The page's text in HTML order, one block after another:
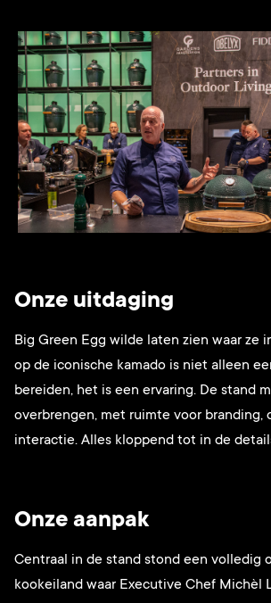
Onze uitdaging
Big Green Egg wilde laten zien waar ze
op de iconische kamado is niet alleen
bereiden, het is een ervaring. De stand
overbrengen, met ruimte voor branding,
interactie. Alles kloppend tot in de
Onze aanpak
Centraal in de stand stond een volledig
kookeiland waar Executive Chef Michèl